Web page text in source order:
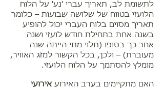
לתשומת לב, תאריך עברי 'נע' על הלוח
הלועזי בטווח של שלושה שבועות – כלומר
תאריך מסוים בלוח העברי יכול להופיע
בשנה אחת בתחילת חודש לועזי ושנה
אחר כך בסופו (תלוי מתי הייתה שנה
מעוברת) – ולכן, בכל הקשור למזג האוויר,
מומלץ להסתמך על הלוח הלועזי.
האם מתקיימים בערב האירוע אירועי